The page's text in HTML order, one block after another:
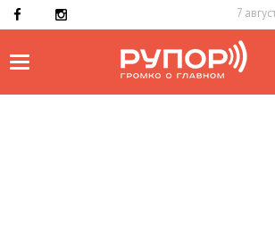
7
Toggle